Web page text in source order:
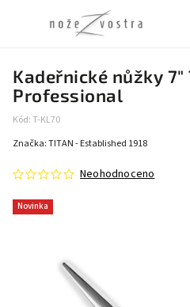
Kadeřnické nůžky 7"
Professional
Kód:T-KL70
Novinka
Neohodnoceno
Značka:TITAN - Established 1918